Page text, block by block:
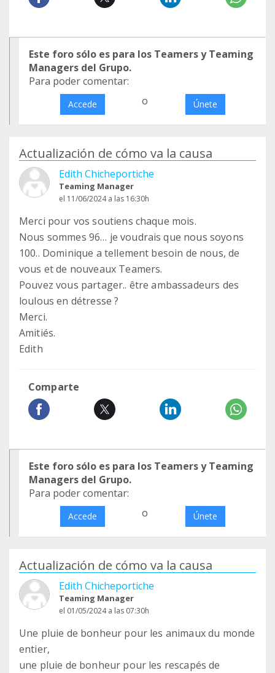
Este foro sólo es para los Teamers y Teaming
Managers del Grupo.
Para poder comentar:
Accede o Únete
Actualización de cómo va la causa
Edith Chicheportiche
Teaming Manager
el 11/06/2024 a las 16:30h
Merci pour vos soutiens chaque mois.
Nous sommes 96… je voudrais que nous soyons
100.. Dominique a tellement besoin de nous, de
vous et de nouveaux Teamers.
Pouvez vous partager.. être ambassadeurs des
loulous en détresse ?
Merci.
Amitiés.
Edith
Comparte
Este foro sólo es para los Teamers y Teaming
Managers del Grupo.
Para poder comentar:
Accede o Únete
Actualización de cómo va la causa
Edith Chicheportiche
Teaming Manager
el 01/05/2024 a las 07:30h
Une pluie de bonheur pour les animaux du monde
entier,
une pluie de bonheur pour les rescapés de